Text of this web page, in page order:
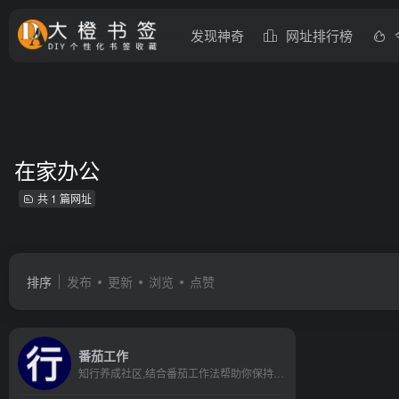
发现神奇 网址排行榜
在家办公
共 1 篇网址
排序 发布 更新 浏览 点赞
番茄工作